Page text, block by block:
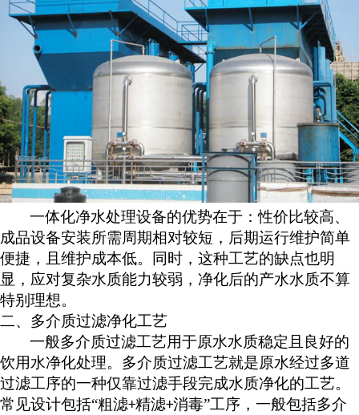
一体化净水处理设备的优势在于：性价比较高、
成品设备安装所需周期相对较短，后期运行维护简单
便捷，且维护成本低。同时，这种工艺的缺点也明
显，应对复杂水质能力较弱，净化后的产水水质不算
特别理想。
二、 多介质过滤净化工艺
一般多介质过滤工艺用于原水水质稳定且良好的
饮用水净化处理。多介质过滤工艺就是原水经过多道
过滤工序的一种仅靠过滤手段完成水质净化的工艺。
常见设计包括“粗滤+精滤+消毒”工序，一般包括多介